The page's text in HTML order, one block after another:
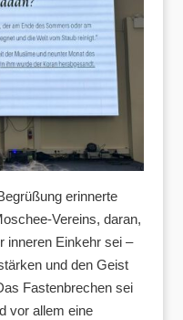
erinnerte
Vereins, daran,
inneren Einkehr sei –
und den Geist
Fastenbrechen sei
vor allem eine